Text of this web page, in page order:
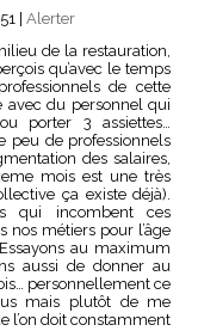
Alerter
de la restauration,
qu’avec le temps
de cette
avec du personnel qui
porter 3 assiettes…
peu de professionnels
des salaires,
mois est une très
ça existe déjà).
qui incombent ces
nos métiers pour l’âge
au maximum
aussi de donner au
personnellement ce
mais plutôt de me
l’on doit constamment